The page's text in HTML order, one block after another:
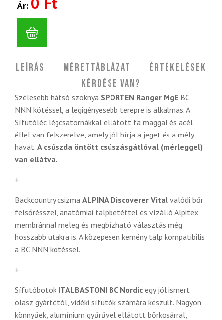
Ár:
Leírás Mérettáblázat
Értékelések
Kérdése van?
Szélesebb hátsó szoknya SPORTEN Ranger MgE BC
NNN kötéssel, a legigényesebb terepre is alkalmas. A
Sífutóléc légcsatornákkal ellátott fa maggal és acél
éllel van felszerelve, amely jól bírja a jeget és a mély
havat. A csúszda öntött csúszásgátlóval (mérleggel)
van ellátva.
+
Backcountry csizma ALPINA Discoverer Vital valódi bőr
felsőrésszel, anatómiai talpbetéttel és vízálló Alpitex
membránnal meleg és megbízható választás még
hosszabb utakra is. A közepesen kemény talp kompatibilis
a BC NNN kötéssel.
+
Sífutóbotok ITALBASTONI BC Nordic egy jól ismert
olasz gyártótól, vidéki sífutók számára készült. Nagyon
könnyűek, alumínium gyűrűvel ellátott bőrkosárral,